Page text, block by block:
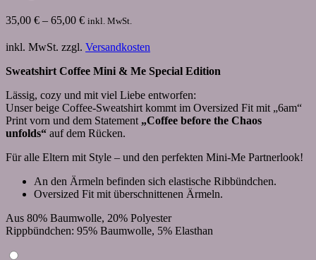
35,00 € – 65,00 € inkl. MwSt.
inkl. MwSt. zzgl. Versandkosten
Sweatshirt Coffee Mini & Me Special Edition
Lässig, cozy und mit viel Liebe entworfen:
Unser beige Coffee-Sweatshirt kommt im Oversized Fit mit „6am“
Print vorn und dem Statement „Coffee before the Chaos
unfolds“ auf dem Rücken.
Für alle Eltern mit Style – und den perfekten Mini-Me Partnerlook!
An den Ärmeln befinden sich elastische Ribbündchen.
Oversized Fit mit überschnittenen Ärmeln.
Aus 80% Baumwolle, 20% Polyester
Rippbündchen: 95% Baumwolle, 5% Elasthan